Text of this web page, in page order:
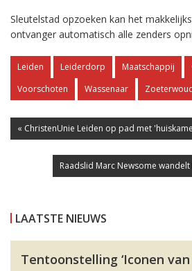
Sleutelstad opzoeken kan het
ontvanger automatisch alle zenders
Leiden Leiderdorp Maatschappij
Voorschoten
Wassenaar
« ChristenUnie Leiden op pad met
Raadslid Marc Newsome
LAATSTE NIEUWS
Tentoonstelling ‘Iconen